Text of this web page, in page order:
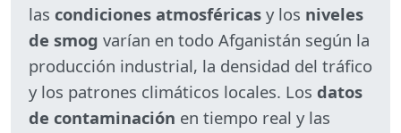
las condiciones atmosféricas y los niveles
de smog varían en todo Afganistán según la
producción industrial, la densidad del tráfico
y los patrones climáticos locales. Los datos
de contaminación en tiempo real y las